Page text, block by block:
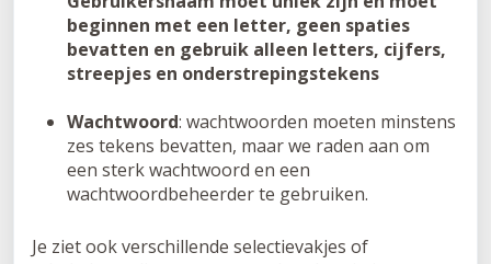
beginnen met een letter, geen spaties
bevatten en gebruik alleen letters, cijfers,
streepjes en onderstrepingstekens
Wachtwoord: wachtwoorden moeten minstens
zes tekens bevatten, maar we raden aan om
een sterk wachtwoord en een
wachtwoordbeheerder te gebruiken.
Je ziet ook verschillende selectievakjes of